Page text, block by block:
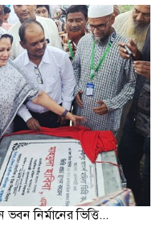
নির্মানের ভিত্তি...